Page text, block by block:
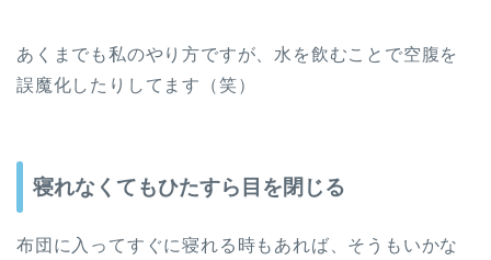
あくまでも私のやり方ですが、水を飲むことで空腹を
誤魔化したりしてます（笑）
寝れなくてもひたすら目を閉じる
布団に入ってすぐに寝れる時もあれば、そうもいかな